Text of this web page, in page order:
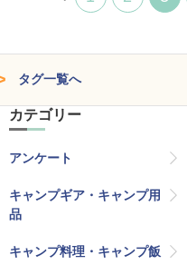
タグ一覧へ
カテゴリー
アンケート
キャンプギア・キャンプ用
品
キャンプ料理・キャンプ飯